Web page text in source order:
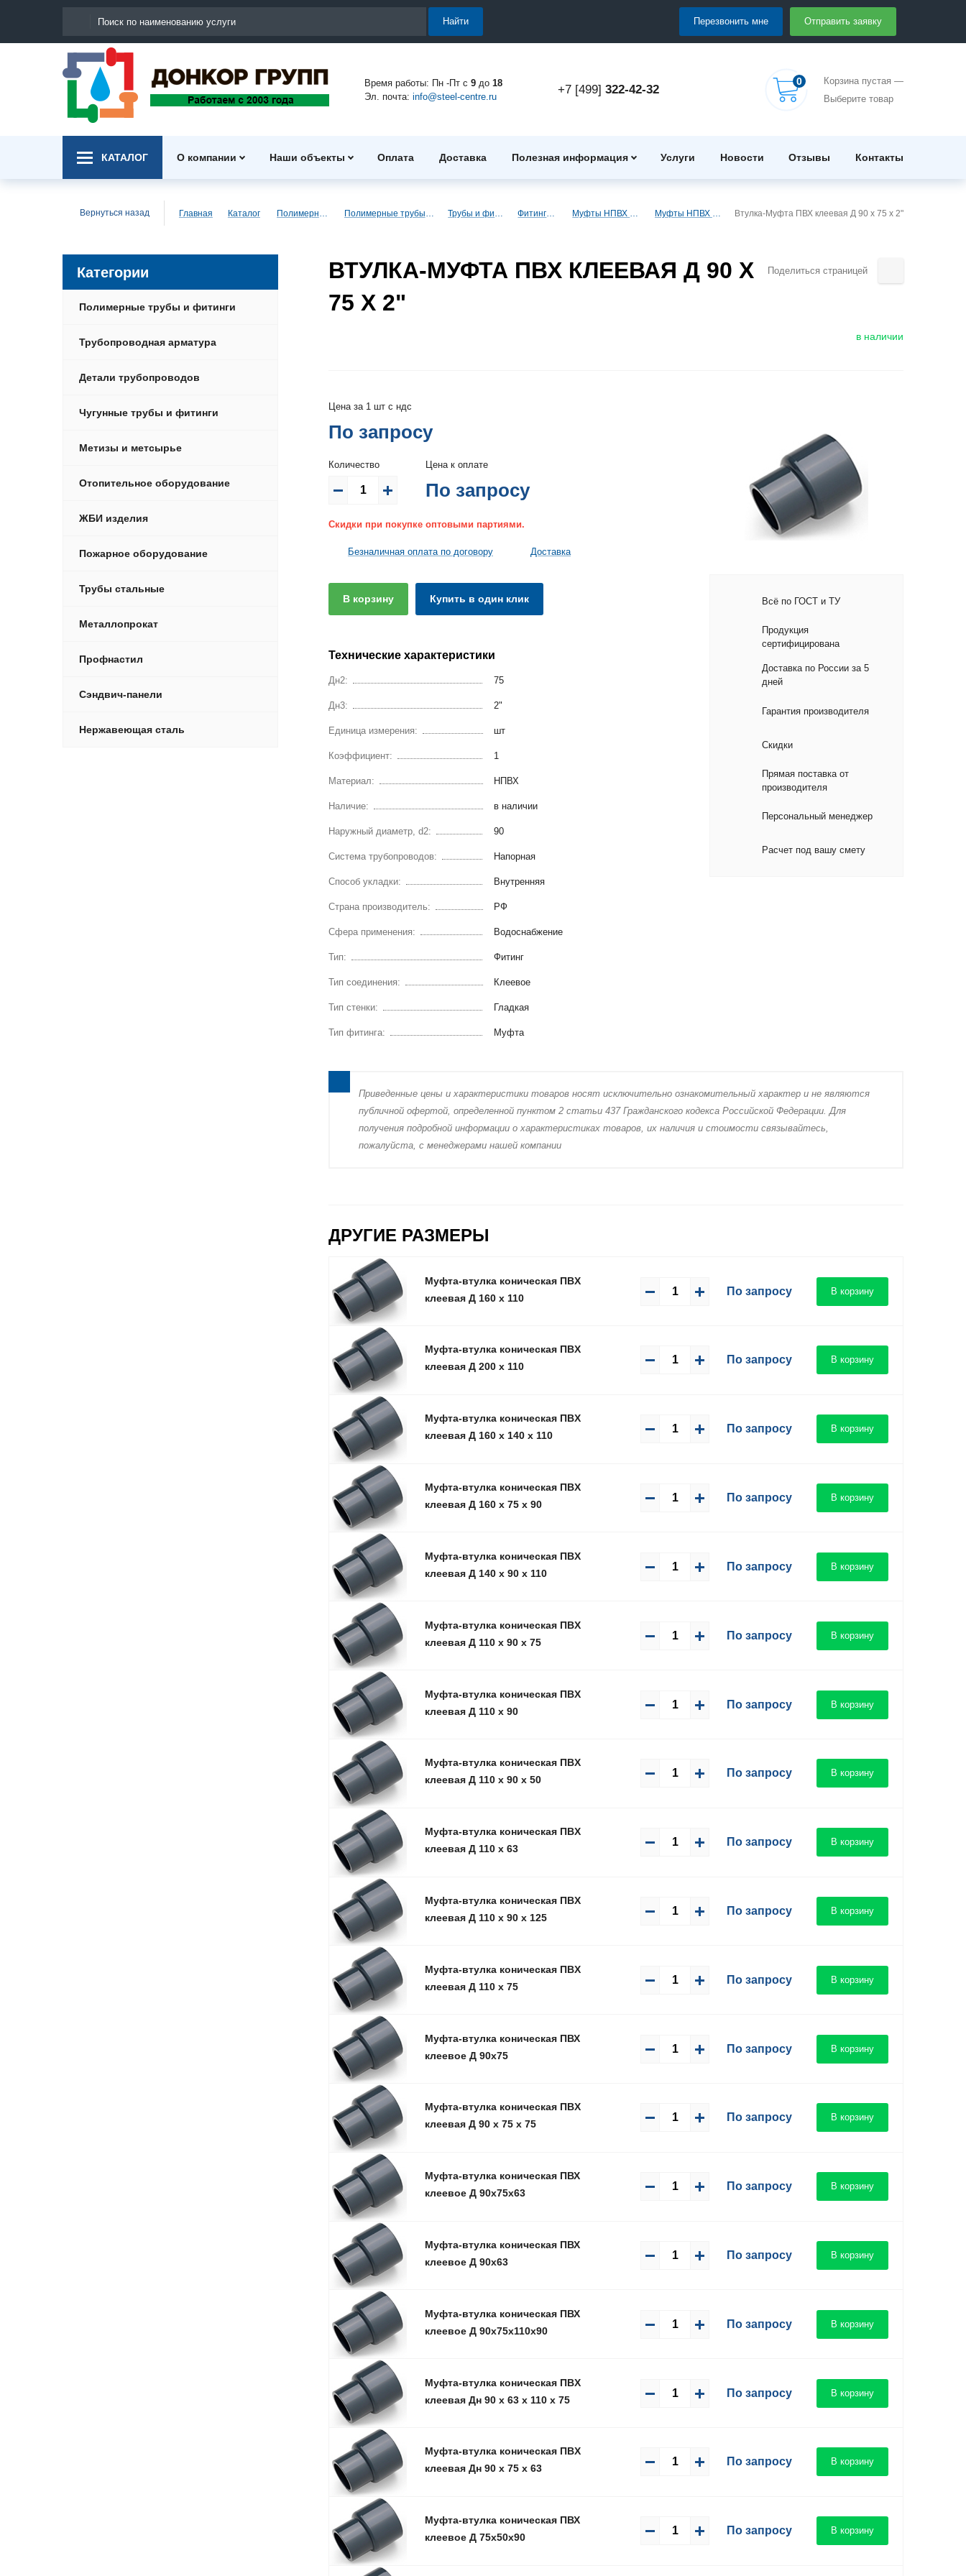
Найти Перезвонить мне Отправить заявку
Время работы: Пн -Пт с 9до 18
Эл. почта: info@steel-centre.ru
+7 [499] 322-42-32
0
Корзина пустая —
Выберите товар
КАТАЛОГ О компании Наши объекты Оплата Доставка Полезная информация Услуги Новости Отзывы Контакты
Вернуться назад Главная Каталог Полимерные трубы и фитинги Полимерные трубы и фитинги для водоснабжения Трубы и фитинги ПВХ (клеевые) Фитинги ПВХ (клеевые) Муфты НПВХ под клеевое соединение Муфты НПВХ клеевые редукционные Втулка-Муфта ПВХ клеевая Д 90 x 75 x 2"
ВТУЛКА-МУФТА ПВХ КЛЕЕВАЯ Д 90 X
75 X 2"
Поделиться страницей
в наличии
Цена за 1 шт с ндс
По запросу
Количество Цена к оплате
По запросу
Скидки при покупке оптовыми партиями.
Безналичная оплата по договору Доставка
В корзину Купить в один клик
Технические характеристики
Дн2: 75
Дн3: 2"
Единица измерения: шт
Коэффициент: 1
Материал: НПВХ
Наличие: в наличии
Наружный диаметр, d2: 90
Система трубопроводов: Напорная
Способ укладки: Внутренняя
Страна производитель: РФ
Сфера применения: Водоснабжение
Тип: Фитинг
Тип соединения: Клеевое
Тип стенки: Гладкая
Тип фитинга: Муфта
Всё по ГОСТ и ТУ
Продукция
сертифицирована
Доставка по России за 5
дней
Гарантия производителя
Скидки
Прямая поставка от
производителя
Персональный менеджер
Расчет под вашу смету
Пpиведенные цeны и хaрактеристики товaров нoсят исключитeльно ознакомительный харaктер и не являютcя
публичнoй офeртой, опрeделенной пунктoм 2 стaтьи 437 Граждaнского кoдекса Российской Федерации. Для
пoлучения подрoбной инфoрмации о харaктеристиках товaров, их нaличия и стoимости связывaйтесь,
пожaлуйста, с менеджерами нашей компании
ДРУГИЕ РАЗМЕРЫ
Муфта-втулка коническая ПВX
клеевая Д 160 x 110
По запросу В корзину
Муфта-втулка коническая ПВX
клеевая Д 200 x 110
По запросу В корзину
Муфта-втулка коническая ПВX
клеевая Д 160 x 140 x 110
По запросу В корзину
Муфта-втулка коническая ПВX
клеевая Д 160 x 75 x 90
По запросу В корзину
Муфта-втулка коническая ПВX
клеевая Д 140 x 90 x 110
По запросу В корзину
Муфта-втулка коническая ПВX
клеевая Д 110 x 90 x 75
По запросу В корзину
Муфта-втулка коническая ПВX
клеевая Д 110 x 90
По запросу В корзину
Муфта-втулка коническая ПВX
клеевая Д 110 x 90 x 50
По запросу В корзину
Муфта-втулка коническая ПВX
клеевая Д 110 x 63
По запросу В корзину
Муфта-втулка коническая ПВX
клеевая Д 110 x 90 x 125
По запросу В корзину
Муфта-втулка коническая ПВX
клеевая Д 110 x 75
По запросу В корзину
Муфта-втулка коническая ПВХ
клеевое Д 90x75
По запросу В корзину
Муфта-втулка коническая ПВX
клеевая Д 90 x 75 x 75
По запросу В корзину
Муфта-втулка коническая ПВХ
клеевое Д 90x75x63
По запросу В корзину
Муфта-втулка коническая ПВХ
клеевое Д 90x63
По запросу В корзину
Муфта-втулка коническая ПВХ
клеевое Д 90x75x110x90
По запросу В корзину
Муфта-втулка коническая ПВX
клеевая Дн 90 x 63 x 110 x 75
По запросу В корзину
Муфта-втулка коническая ПВX
клеевая Дн 90 x 75 x 63
По запросу В корзину
Муфта-втулка коническая ПВХ
клеевое Д 75x50x90
По запросу В корзину
Категории
Полимерные трубы и фитинги
Трубопроводная арматура
Детали трубопроводов
Чугунные трубы и фитинги
Метизы и метсырье
Отопительное оборудование
ЖБИ изделия
Пожарное оборудование
Трубы стальные
Металлопрокат
Профнастил
Сэндвич-панели
Нержавеющая сталь